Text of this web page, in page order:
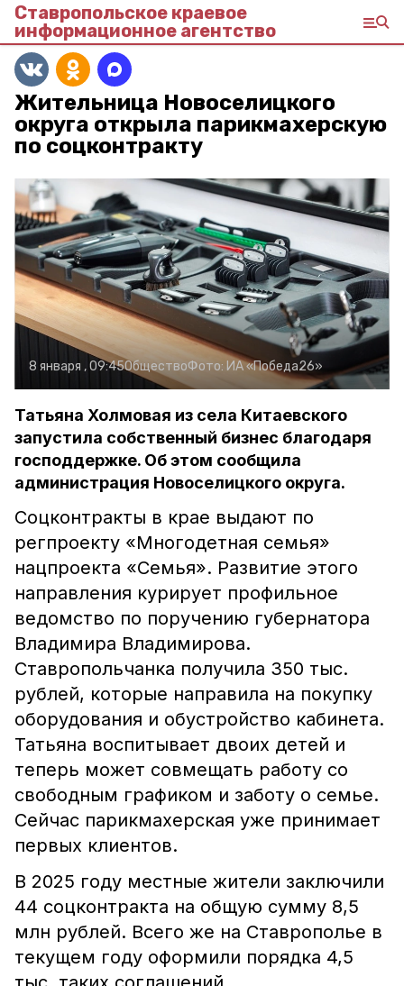
Ставропольское краевое
информационное агентство
Жительница Новоселицкого
округа открыла парикмахерскую
по соцконтракту
8 января , 09:45ОбществоФото: ИА «Победа26»
Татьяна Холмовая из села Китаевского
запустила собственный бизнес благодаря
господдержке. Об этом сообщила
администрация Новоселицкого округа.
Соцконтракты в крае выдают по
регпроекту «Многодетная семья»
нацпроекта «Семья». Развитие этого
направления курирует профильное
ведомство по поручению губернатора
Владимира Владимирова.
Ставропольчанка получила 350 тыс.
рублей, которые направила на покупку
оборудования и обустройство кабинета.
Татьяна воспитывает двоих детей и
теперь может совмещать работу со
свободным графиком и заботу о семье.
Сейчас парикмахерская уже принимает
первых клиентов.
В 2025 году местные жители заключили
44 соцконтракта на общую сумму 8,5
млн рублей. Всего же на Ставрополье в
текущем году оформили порядка 4,5